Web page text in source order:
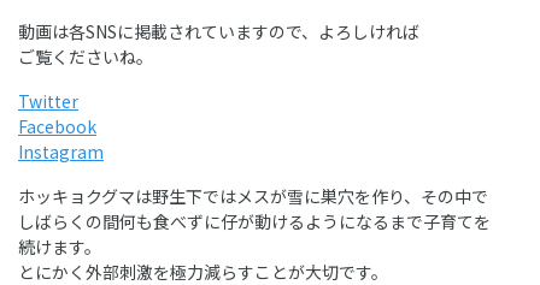
動画は各SNSに掲載されていますので、よろしければ
ご覧くださいね。
Twitter
Facebook
Instagram
ホッキョクグマは野生下ではメスが雪に巣穴を作り、その中で
しばらくの間何も食べずに仔が動けるようになるまで子育てを
続けます。
とにかく外部刺激を極力減らすことが大切です。